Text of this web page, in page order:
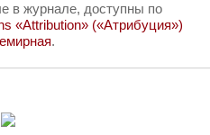
в журнале, доступны по
«Attribution» («Атрибуция»)
.